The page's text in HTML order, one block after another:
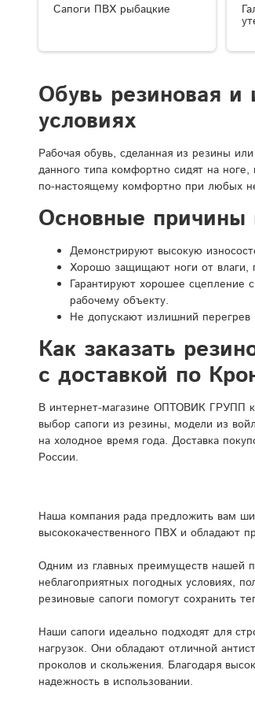
Сапоги ПВХ рыбацкие
Обувь резиновая
условиях
Рабочая обувь, сделанная из резины
данного типа комфортно сидят на
по-настоящему комфортно при любых
Основные причины
Демонстрируют высокую
Хорошо защищают ноги от влаги,
Гарантируют хорошее сцепление
рабочему объекту.
Не допускают излишний
Как заказать
с доставкой по
В интернет-магазине ОПТОВИК ГРУПП
выбор сапоги из резины, модели из
на холодное время года. Доставка
России.
Наша компания рада предложить вам
высококачественного ПВХ и обладают
Одним из главных преимуществ нашей
неблагоприятных погодных условиях,
резиновые сапоги помогут сохранить
Наши сапоги идеально подходят для
нагрузок. Они обладают отличной
проколов и скольжения. Благодаря
надежность в использовании.